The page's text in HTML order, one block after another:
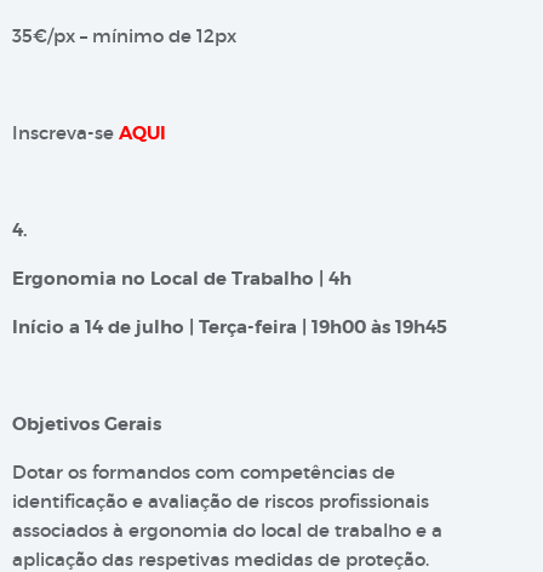
35€/px – mínimo de 12px
Inscreva-se AQUI
4.
Ergonomia no Local de Trabalho | 4h
Início a 14 de julho | Terça-feira | 19h00 às 19h45
Objetivos Gerais
Dotar os formandos com competências de
identificação e avaliação de riscos profissionais
associados à ergonomia do local de trabalho e a
aplicação das respetivas medidas de proteção.